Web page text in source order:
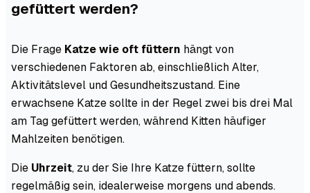
gefüttert werden?
Die Frage Katze wie oft füttern hängt von
verschiedenen Faktoren ab, einschließlich Alter,
Aktivitätslevel und Gesundheitszustand. Eine
erwachsene Katze sollte in der Regel zwei bis drei Mal
am Tag gefüttert werden, während Kitten häufiger
Mahlzeiten benötigen.
Die Uhrzeit, zu der Sie Ihre Katze füttern, sollte
regelmäßig sein, idealerweise morgens und abends.